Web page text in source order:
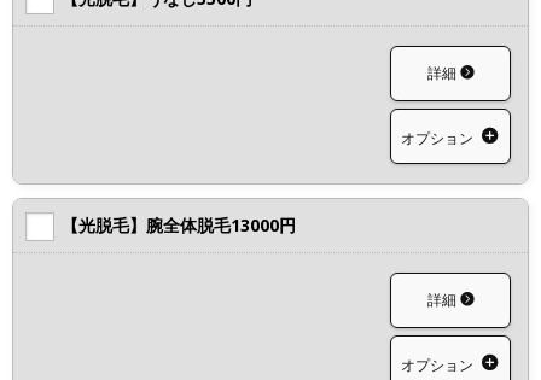
詳細
オプション
【光脱毛】腕全体脱毛13000円
詳細
オプション